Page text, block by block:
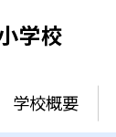
学校
学校概要